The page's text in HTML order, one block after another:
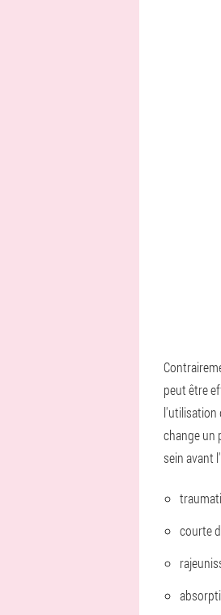
peut être
l'utilisation
change un
sein avant
courte